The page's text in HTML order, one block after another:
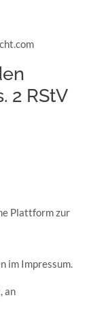
2 RStV
Plattform zur
im Impressum.
an